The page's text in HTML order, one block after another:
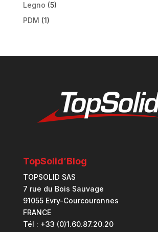
Legno (5)
PDM (1)
TopSolid’Blog
TOPSOLID SAS
7 rue du Bois Sauvage
91055 Evry-Courcouronnes
FRANCE
Tél : +33 (0)1.60.87.20.20